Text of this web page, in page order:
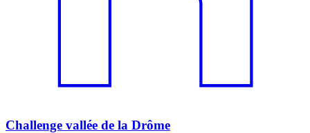
Challenge vallée de la Drôme